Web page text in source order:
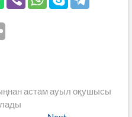
астам ауыл оқушысы